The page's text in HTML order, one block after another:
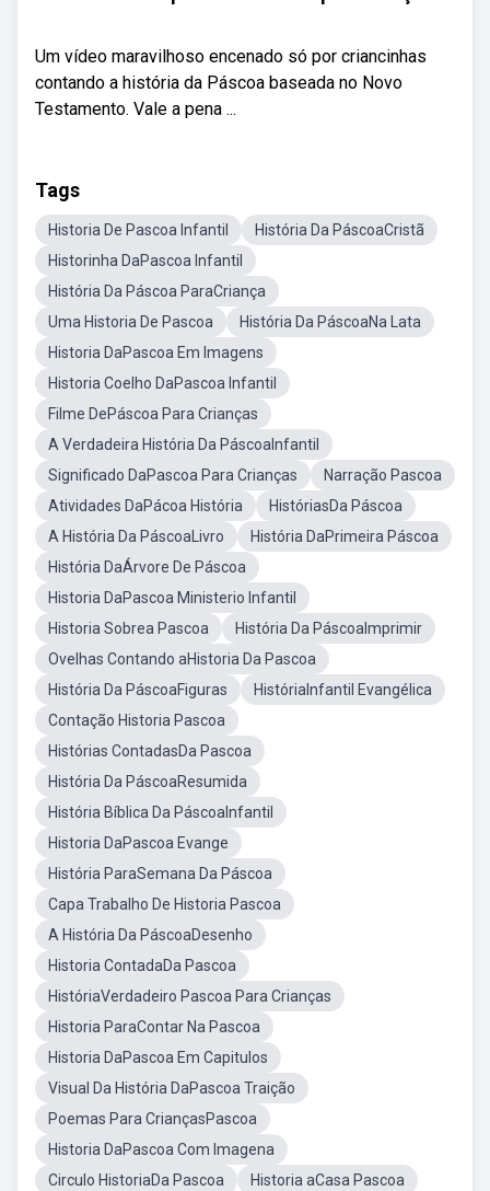
Um vídeo maravilhoso encenado só por criancinhas
contando a história da Páscoa baseada no Novo
Testamento. Vale a pena ...
Tags
Historia De Pascoa Infantil
História Da PáscoaCristã
Historinha DaPascoa Infantil
História Da Páscoa ParaCriança
Uma Historia De Pascoa
História Da PáscoaNa Lata
Historia DaPascoa Em Imagens
Historia Coelho DaPascoa Infantil
Filme DePáscoa Para Crianças
A Verdadeira História Da PáscoaInfantil
Significado DaPascoa Para Crianças
Narração Pascoa
Atividades DaPácoa História
HistóriasDa Páscoa
A História Da PáscoaLivro
História DaPrimeira Páscoa
História DaÁrvore De Páscoa
Historia DaPascoa Ministerio Infantil
Historia Sobrea Pascoa
História Da PáscoaImprimir
Ovelhas Contando aHistoria Da Pascoa
História Da PáscoaFiguras
HistóriaInfantil Evangélica
Contação Historia Pascoa
Histórias ContadasDa Pascoa
História Da PáscoaResumida
História Bíblica Da PáscoaInfantil
Historia DaPascoa Evange
História ParaSemana Da Páscoa
Capa Trabalho De Historia Pascoa
A História Da PáscoaDesenho
Historia ContadaDa Pascoa
HistóriaVerdadeiro Pascoa Para Crianças
Historia ParaContar Na Pascoa
Historia DaPascoa Em Capitulos
Visual Da História DaPascoa Traição
Poemas Para CriançasPascoa
Historia DaPascoa Com Imagena
Circulo HistoriaDa Pascoa
Historia aCasa Pascoa